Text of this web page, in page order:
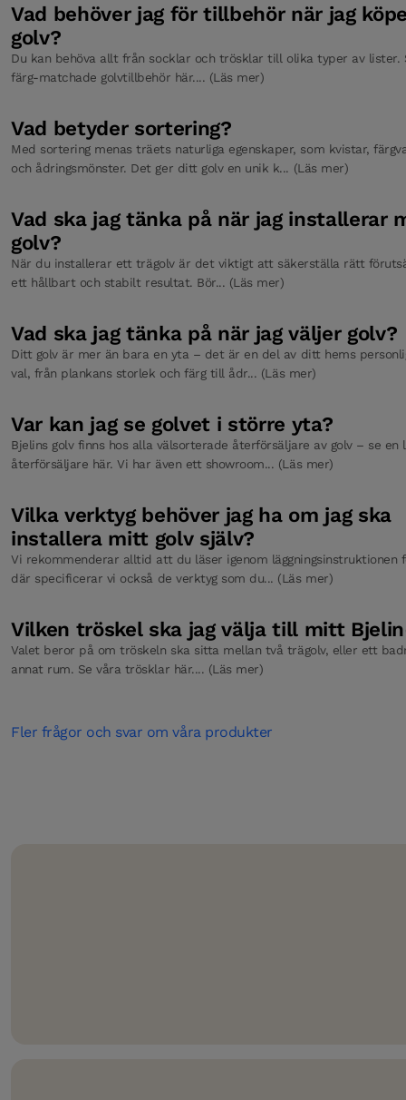
Vad behöver jag för tillbehör när jag
golv?
Du kan behöva allt från socklar och trösklar till olika typer av lister.
färg-matchade golvtillbehör här.... (Läs mer)
Vad betyder sortering?
Med sortering menas träets naturliga egenskaper, som kvistar,
och ådringsmönster. Det ger ditt golv en unik k... (Läs mer)
Vad ska jag tänka på när jag installerar
golv?
När du installerar ett trägolv är det viktigt att säkerställa rätt
ett hållbart och stabilt resultat. Bör... (Läs mer)
Vad ska jag tänka på när jag väljer golv?
Ditt golv är mer än bara en yta – det är en del av ditt hems
val, från plankans storlek och färg till ådr... (Läs mer)
Var kan jag se golvet i större yta?
Bjelins golv finns hos alla välsorterade återförsäljare av golv – se en
återförsäljare här. Vi har även ett showroom... (Läs mer)
Vilka verktyg behöver jag ha om jag ska
installera mitt golv själv?
Vi rekommenderar alltid att du läser igenom läggningsinstruktionen
där specificerar vi också de verktyg som du... (Läs mer)
Vilken tröskel ska jag välja till mitt
Valet beror på om tröskeln ska sitta mellan två trägolv, eller ett
annat rum. Se våra trösklar här.... (Läs mer)
Fler frågor och svar om våra produkter